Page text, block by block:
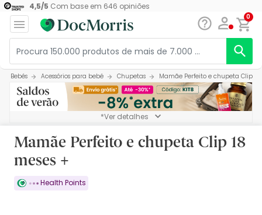
4,5/5 Com base em 646 opiniões
0
Bebés Acessórios para bebé Chupetas Mamãe Perfeito e chupeta Clip 18
*Ver detalhes
Mamãe Perfeito e chupeta Clip 18
meses +
Health Points